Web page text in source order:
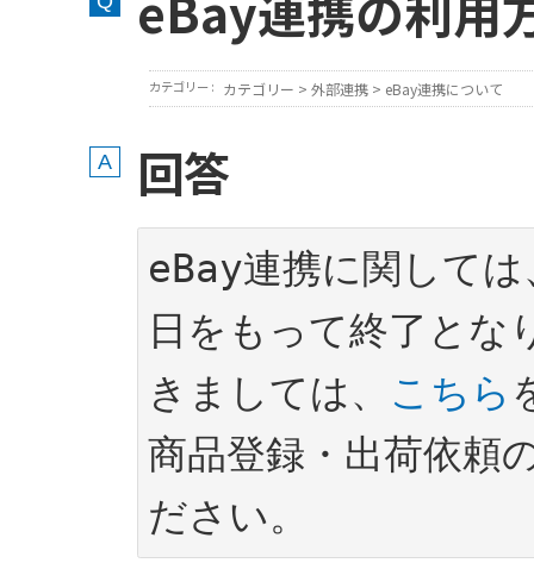
カテゴリー : カテゴリー > 外部連携 > eBay連携について
回答
eBay連携に関して
日をもって終了とな
きましては、
こちら
商品登録・出荷依頼